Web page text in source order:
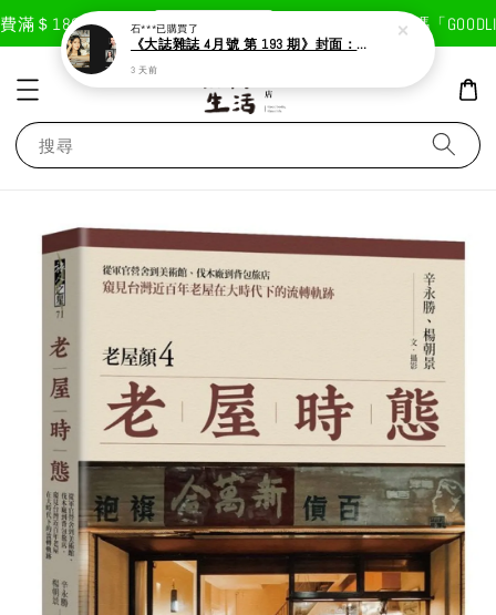
＄1800免運費 現在去購物！ 首次註冊輸入折扣碼「
搜尋
石***已購買了
《大誌雜誌 4月號 第 193 期》封面：Solar 頌樂
3 天前